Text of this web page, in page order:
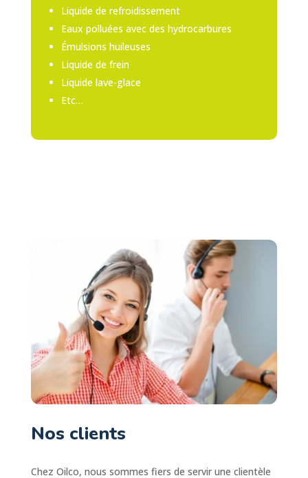
Liquide de refroidissement
Eaux polluées avec des hydrocarbures
Émulsions huileuses
Liquide de frein
Liquide lave-glace
Etc…
Nos clients
Chez Oilco, nous sommes fiers de servir une clientèle